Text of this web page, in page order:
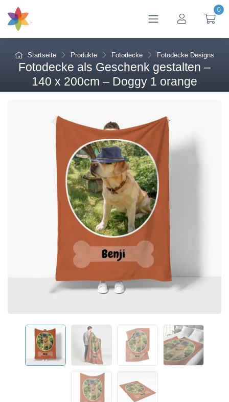
0
Startseite Produkte Fotodecke Fotodecke Designs
Fotodecke als Geschenk gestalten –
140 x 200cm – Doggy 1 orange